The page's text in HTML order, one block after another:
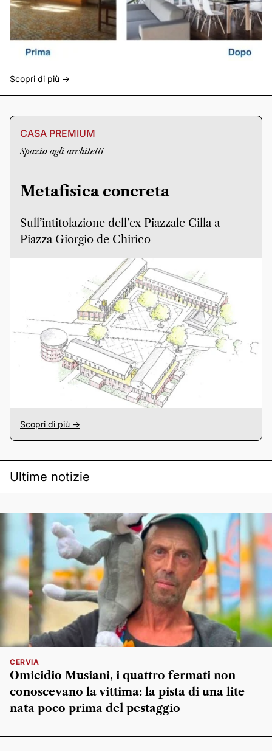
Scopri di più ->
CASA PREMIUM
Spazio agli architetti
Metafisica concreta
Sull’intitolazione dell’ex Piazzale Cilla a
Piazza Giorgio de Chirico
Scopri di più ->
Ultime notizie
CERVIA
Omicidio Musiani, i quattro fermati non
conoscevano la vittima: la pista di una lite
nata poco prima del pestaggio